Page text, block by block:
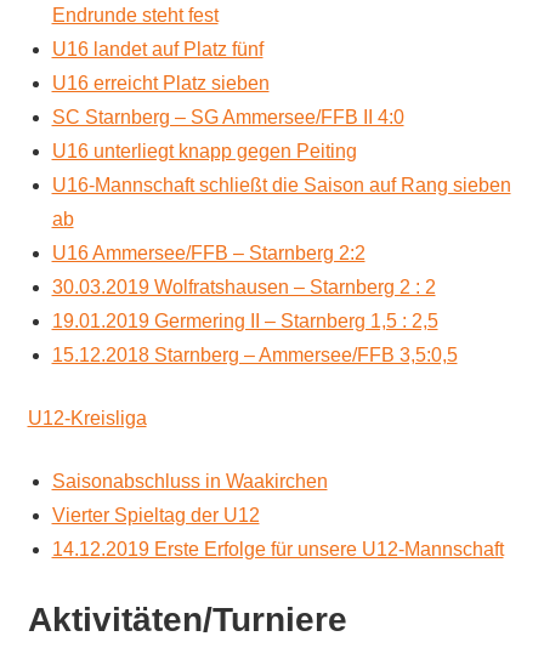
Endrunde steht fest
U16 landet auf Platz fünf
U16 erreicht Platz sieben
SC Starnberg – SG Ammersee/FFB II 4:0
U16 unterliegt knapp gegen Peiting
U16-Mannschaft schließt die Saison auf Rang sieben
ab
U16 Ammersee/FFB – Starnberg 2:2
30.03.2019 Wolfratshausen – Starnberg 2 : 2
19.01.2019 Germering II – Starnberg 1,5 : 2,5
15.12.2018 Starnberg – Ammersee/FFB 3,5:0,5
U12-Kreisliga
Saisonabschluss in Waakirchen
Vierter Spieltag der U12
14.12.2019 Erste Erfolge für unsere U12-Mannschaft
Aktivitäten/Turniere